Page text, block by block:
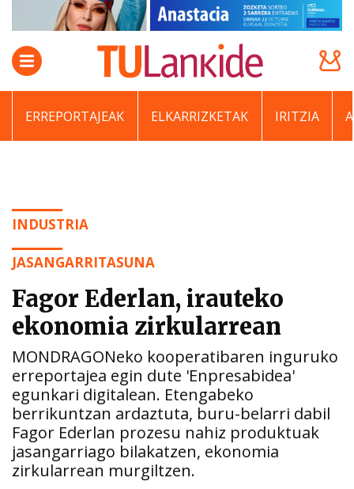
ERREPORTAJEAK ELKARRIZKETAK IRITZIA
INDUSTRIA
JASANGARRITASUNA
Fagor Ederlan, irauteko
ekonomia zirkularrean
MONDRAGONeko kooperatibaren inguruko
erreportajea egin dute 'Enpresabidea'
egunkari digitalean. Etengabeko
berrikuntzan ardaztuta, buru-belarri dabil
Fagor Ederlan prozesu nahiz produktuak
jasangarriago bilakatzen, ekonomia
zirkularrean murgiltzen.